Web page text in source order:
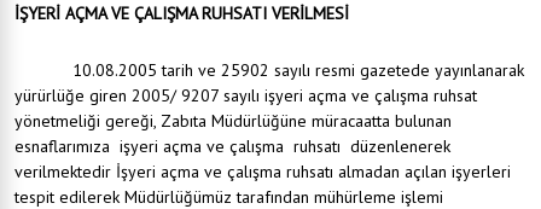
İŞYERİ AÇMA VE ÇALIŞMA RUHSATI VERİLMESİ
10.08.2005 tarih ve 25902 sayılı resmi gazetede yayınlanarak
yürürlüğe giren 2005/ 9207 sayılı işyeri açma ve çalışma ruhsat
yönetmeliği gereği, Zabıta Müdürlüğüne müracaatta bulunan
esnaflarımıza işyeri açma ve çalışma ruhsatı düzenlenerek
verilmektedir İşyeri açma ve çalışma ruhsatı almadan açılan işyerleri
tespit edilerek Müdürlüğümüz tarafından mühürleme işlemi